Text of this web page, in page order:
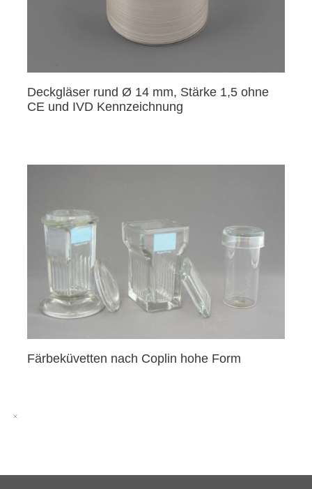
Deckgläser rund Ø 14 mm, Stärke 1,5 ohne
CE und IVD Kennzeichnung
Färbeküvetten nach Coplin hohe Form